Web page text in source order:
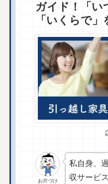
ガイド！「い
「いくらで
お片づけ
私自身、
収サービ